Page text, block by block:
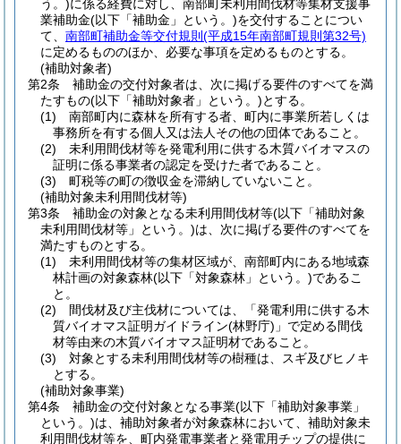
う。)に係る経費に対し、南部町未利用間伐材等集材支援事
業補助金(以下「補助金」という。)を交付することについ
て、 南部町補助金等交付規則 (平成15年南部町規則第32号)
に定めるもののほか、必要な事項を定めるものとする。
(補助対象者)
第2条
補助金の交付対象者は、次に掲げる要件のすべてを満
たすもの(以下「補助対象者」という。)とする。
(1)
南部町内に森林を所有する者、町内に事業所若しくは
事務所を有する個人又は法人その他の団体であること。
(2)
未利用間伐材等を発電利用に供する木質バイオマスの
証明に係る事業者の認定を受けた者であること。
(3)
町税等の町の徴収金を滞納していないこと。
(補助対象未利用間伐材等)
第3条
補助金の対象となる未利用間伐材等(以下「補助対象
未利用間伐材等」という。)は、次に掲げる要件のすべてを
満たすものとする。
(1)
未利用間伐材等の集材区域が、南部町内にある地域森
林計画の対象森林(以下「対象森林」という。)であるこ
と。
(2)
間伐材及び主伐材については、「発電利用に供する木
質バイオマス証明ガイドライン(林野庁) 」で定める間伐
材等由来の木質バイオマス証明材であること。
(3)
対象とする未利用間伐材等の樹種は、スギ及びヒノキ
とする。
(補助対象事業)
第4条
補助金の交付対象となる事業(以下「補助対象事業」
という。)は、補助対象者が対象森林において、補助対象未
利用間伐材等を、町内発電事業者と発電用チップの提供に